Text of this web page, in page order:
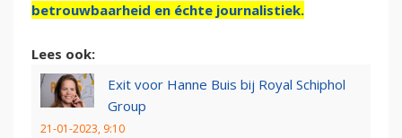
betrouwbaarheid en échte journalistiek.
Lees ook:
Exit voor Hanne Buis bij Royal Schiphol
Group
21-01-2023, 9:10